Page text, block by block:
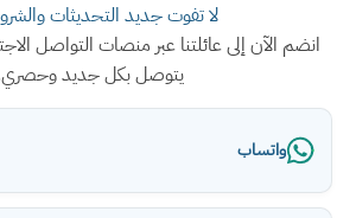
لا تفوت جديد التحديثات
انضم الآن إلى عائلتنا عبر منصات التواصل
يتوصل بكل جديد
واتساب